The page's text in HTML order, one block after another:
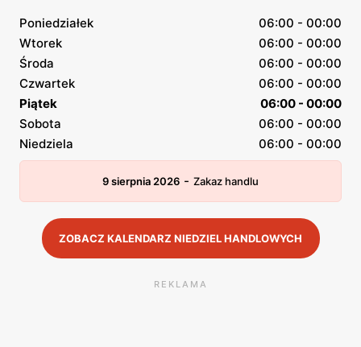
Poniedziałek
06:00 - 00:00
Wtorek
06:00 - 00:00
Środa
06:00 - 00:00
Czwartek
06:00 - 00:00
Piątek
06:00 - 00:00
Sobota
06:00 - 00:00
Niedziela
06:00 - 00:00
9 sierpnia 2026 - Zakaz handlu
ZOBACZ KALENDARZ NIEDZIEL HANDLOWYCH
REKLAMA